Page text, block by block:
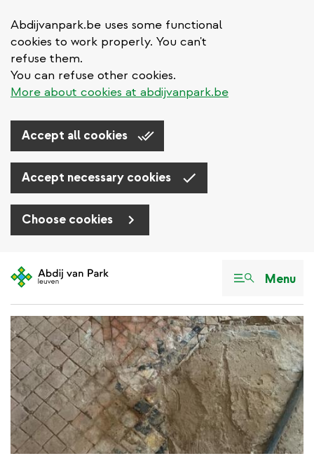
Abdijvanpark.be uses some functional
cookies to work properly. You can't
refuse them.
You can refuse other cookies.
More about cookies at abdijvanpark.be
Accept all cookies
Accept necessary cookies
Choose cookies
au
principal
Menu